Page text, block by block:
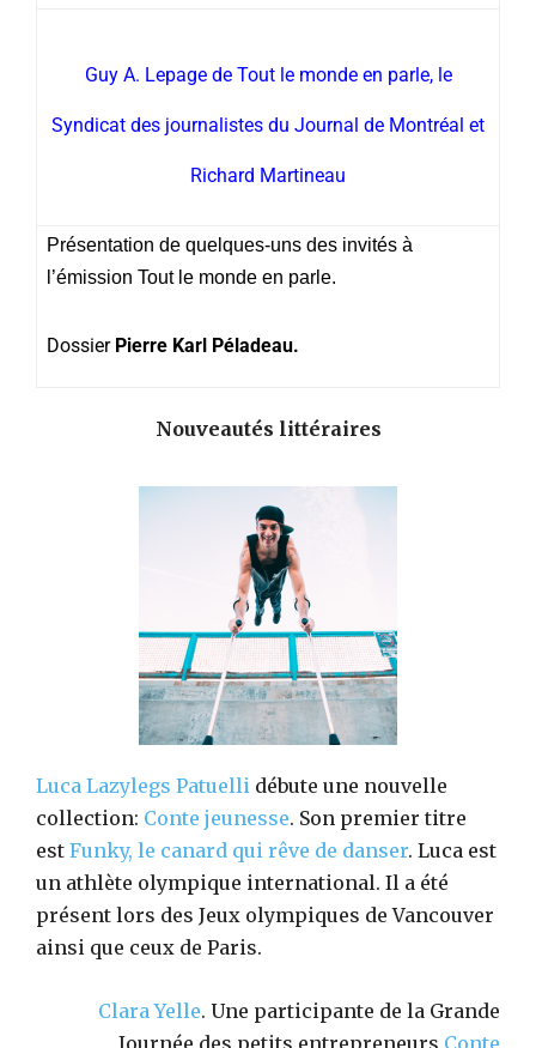
Guy A. Lepage de Tout le monde en parle, le
Syndicat des journalistes du Journal de Montréal et
Richard Martineau
Présentation de quelques-uns des invités à
l’émission Tout le monde en parle.
Dossier Pierre Karl Péladeau.
Nouveautés littéraires
Luca Lazylegs Patuelli débute une nouvelle
collection: Conte jeunesse. Son premier titre
est Funky, le canard qui rêve de danser. Luca est
un athlète olympique international. Il a été
présent lors des Jeux olympiques de Vancouver
ainsi que ceux de Paris.
Clara Yelle. Une participante de la Grande
Journée des petits entrepreneurs Conte